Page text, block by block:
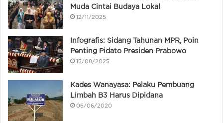
Muda Cintai Budaya Lokal
12/11/2025
Infografis: Sidang Tahunan MPR, Poin
Penting Pidato Presiden Prabowo
15/08/2025
Kades Wanayasa: Pelaku Pembuang
Limbah B3 Harus Dipidana
06/06/2020